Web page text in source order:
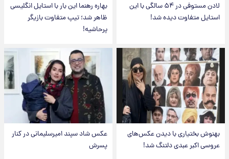
لادن مستوفی در ۵۴ سالگی با این
استایل متفاوت دیده شد!
بهاره رهنما این بار با استایل انگلیسی
ظاهر شد؛ تیپ متفاوت بازیگر
پرحاشیه!
بهنوش بختیاری با دیدن عکس‌های
عروسی اکبر عبدی دلتنگ شد!
عکس شاد سپند امیرسلیمانی در کنار
پسرش